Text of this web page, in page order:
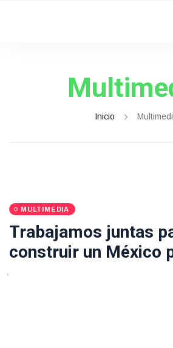
Inicio
MULTIMEDIA
Trabajamos juntas
construir un México